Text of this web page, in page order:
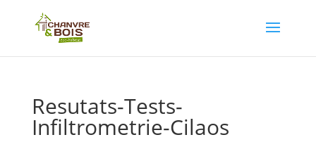
Resutats-Tests-
Infiltrometrie-Cilaos